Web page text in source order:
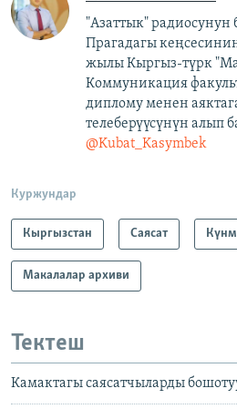
"Азаттык"
Прагадагы
жылы Кыргыз-түрк
Коммуникация
диплому менен
телеберүүсүнүн алып
@Kubat_Kasymbek
Куржундар
Кыргызстан Саясат
Макалалар архиви
Тектеш
Камактагы саясатчыларды